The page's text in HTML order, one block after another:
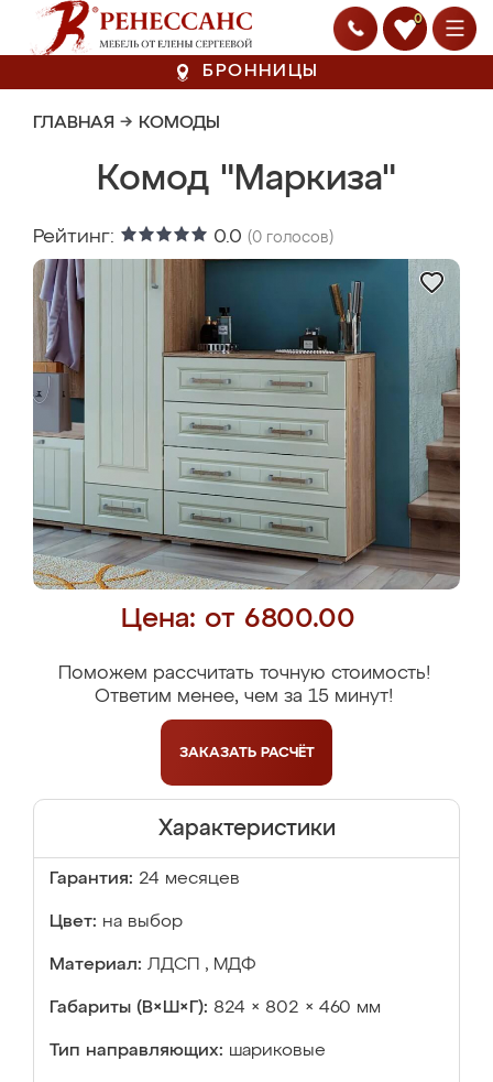
0
БРОННИЦЫ
ГЛАВНАЯ → КОМОДЫ
Комод "Маркиза"
Рейтинг: 0.0 (0 голосов)
Цена: от 6800.00
Поможем рассчитать точную стоимость!
Ответим менее, чем за 15 минут!
ЗАКАЗАТЬ РАСЧЁТ
Характеристики
Гарантия: 24 месяцев
Цвет: на выбор
Материал: ЛДСП , МДФ
Габариты (В×Ш×Г): 824 × 802 × 460 мм
Тип направляющих: шариковые